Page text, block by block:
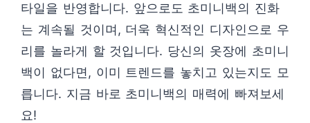
타일을 반영합니다. 앞으로도 초미니백의 진화
는 계속될 것이며, 더욱 혁신적인 디자인으로 우
리를 놀라게 할 것입니다. 당신의 옷장에 초미니
백이 없다면, 이미 트렌드를 놓치고 있는지도 모
릅니다. 지금 바로 초미니백의 매력에 빠져보세
요!